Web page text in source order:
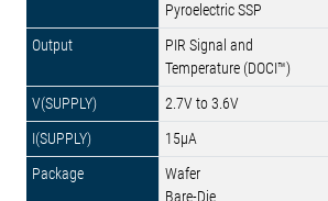
Pyroelectric SSP
PIR Signal and
Temperature (DOCI™)
2.7V to 3.6V
15µA
Wafer
Bare-Die